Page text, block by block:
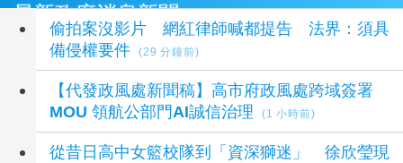
最新政府消息新聞
偷拍案沒影片 網紅律師喊都提告 法界：須具
備侵權要件
(29 分鐘前)
【代發政風處新聞稿】高市府政風處跨域簽署
MOU 領航公部門AI誠信治理
(1 小時前)
從昔日高中女籃校隊到「資深獅迷」 徐欣瑩現